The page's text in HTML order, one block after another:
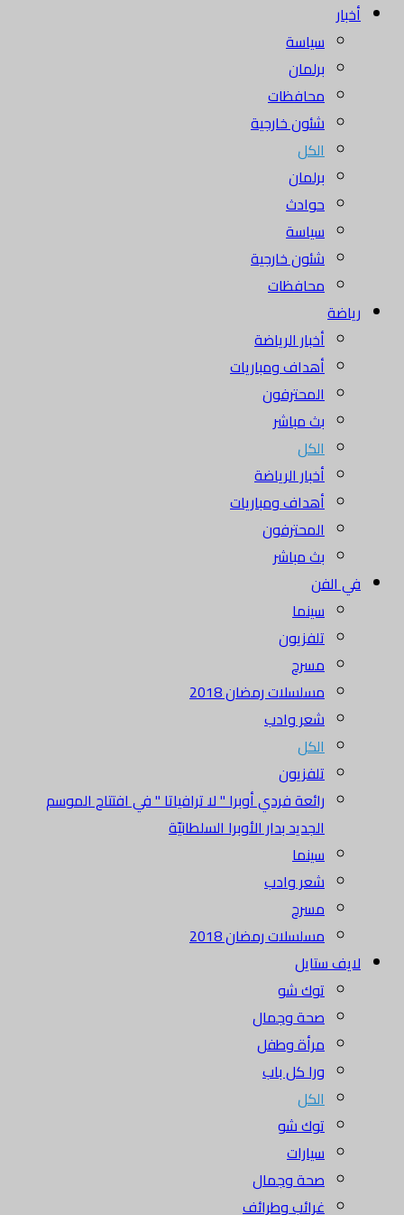
أخبار
سياسة
برلمان
محافظات
شئون خارجية
الكل
برلمان
حوادث
سياسة
شئون خارجية
محافظات
رياضة
أخبار الرياضة
أهداف ومباريات
المحترفون
بث مباشر
الكل
أخبار الرياضة
أهداف ومباريات
المحترفون
بث مباشر
في الفن
سينما
تلفزيون
مسرح
مسلسلات رمضان 2018
شعر وادب
الكل
تلفزيون
رائعة فردي أوبرا " لا ترافياتا " في افتتاح الموسم
الجديد بدار الأوبرا السلطانيّة
سينما
شعر وادب
مسرح
مسلسلات رمضان 2018
لايف ستايل
توك شو
صحة وجمال
مرأة وطفل
ورا كل باب
الكل
توك شو
سيارات
صحة وجمال
غرائب وطرائف